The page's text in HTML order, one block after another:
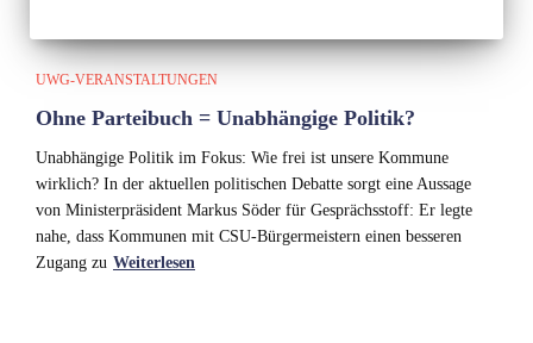
UWG-VERANSTALTUNGEN
Ohne Parteibuch = Unabhängige Politik?
Unabhängige Politik im Fokus: Wie frei ist unsere Kommune
wirklich? In der aktuellen politischen Debatte sorgt eine Aussage
von Ministerpräsident Markus Söder für Gesprächsstoff: Er legte
nahe, dass Kommunen mit CSU-Bürgermeistern einen besseren
Zugang zu Weiterlesen